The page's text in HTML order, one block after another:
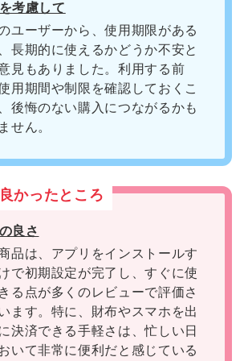
考慮して
ユーザーから、使用期限がある
長期的に使えるかどうか不安と
見もありました。利用する前
用期間や制限を確認しておくこ
後悔のない購入につながるかも
せん。
かったところ
良さ
品は、アプリをインストールす
で初期設定が完了し、すぐに使
る点が多くのレビューで評価さ
ます。特に、財布やスマホを出
決済できる手軽さは、忙しい日
いて非常に便利だと感じている